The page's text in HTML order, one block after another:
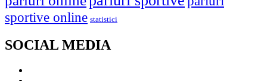
sportive online statistici
SOCIAL MEDIA